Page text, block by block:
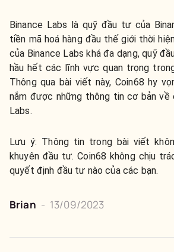
Binance Labs là quỹ đầu tư của
tiền mã hoá hàng đầu thế giới thời
của Binance Labs khá đa dạng, quỹ
hầu hết các lĩnh vực quan trọng
Thông qua bài viết này, Coin68 hy
nắm được những thông tin cơ bản về
Labs.
Lưu ý: Thông tin trong bài viết
khuyên đầu tư. Coin68 không chịu
quyết định đầu tư nào của các bạn.
Brian - 13/09/2023